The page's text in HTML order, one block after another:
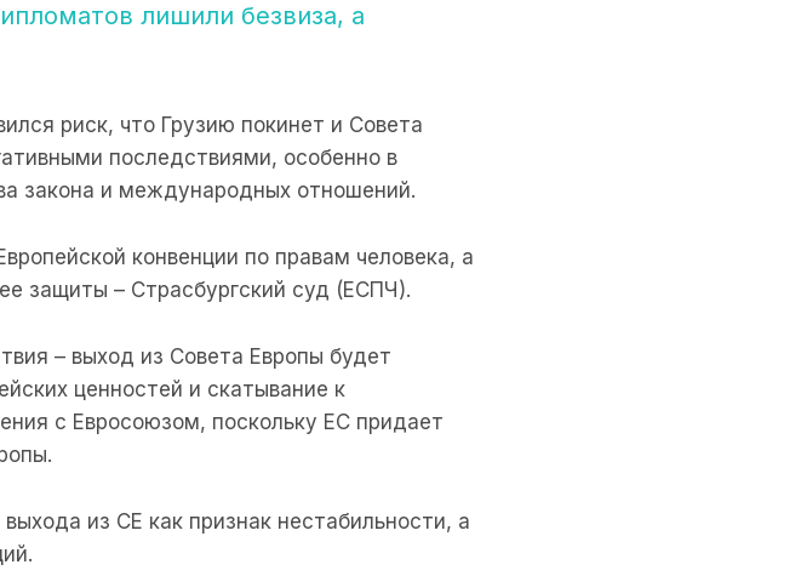
лишили безвиза, а
риск, что Грузию покинет и Совета
последствиями, особенно в
закона и международных отношений.
конвенции по правам человека, а
защиты – Страсбургский суд (ЕСПЧ).
– выход из Совета Европы будет
ценностей и скатывание к
с Евросоюзом, поскольку ЕС придает
из СЕ как признак нестабильности, а